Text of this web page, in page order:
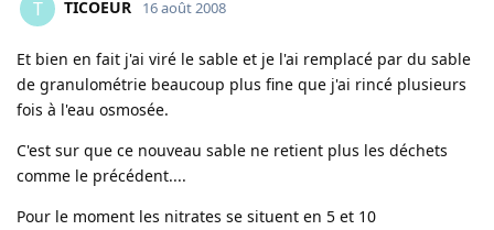
T TICOEUR 16 août 2008
Et bien en fait j'ai viré le sable et je l'ai remplacé par du sable
de granulométrie beaucoup plus fine que j'ai rincé plusieurs
fois à l'eau osmosée.
C'est sur que ce nouveau sable ne retient plus les déchets
comme le précédent....
Pour le moment les nitrates se situent en 5 et 10